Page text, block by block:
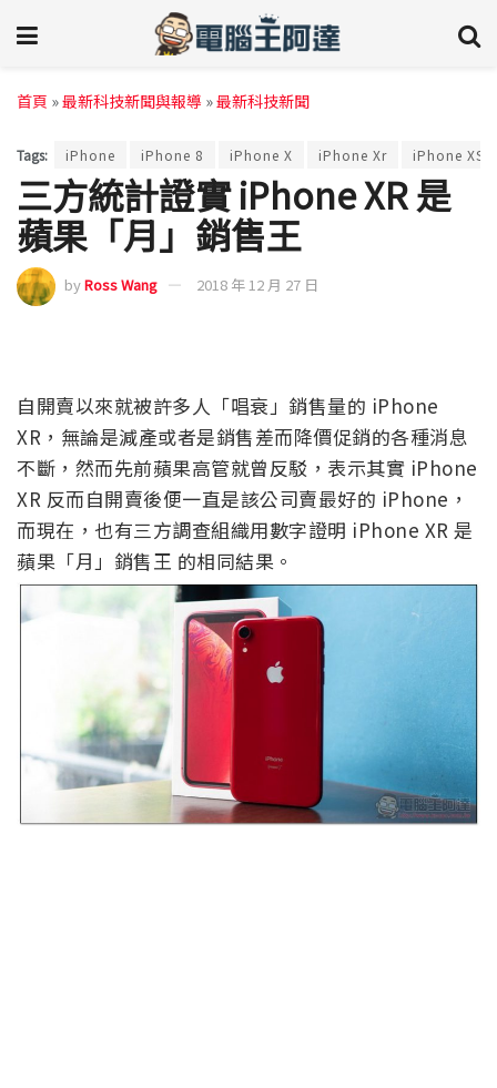
首頁 »最新科技新聞與報導 »最新科技新聞
Tags: iPhone iPhone 8 iPhone X iPhone Xr iPhone XS
三方統計證實 iPhone XR 是
蘋果「月」銷售王
byRoss Wang 2018 年 12 月 27 日
自開賣以來就被許多人「唱衰」銷售量的 iPhone
XR，無論是減產或者是銷售差而降價促銷的各種消息
不斷，然而先前蘋果高管就曾反駁，表示其實 iPhone
XR 反而自開賣後便一直是該公司賣最好的 iPhone，
而現在，也有三方調查組織用數字證明 iPhone XR 是
蘋果「月」銷售王 的相同結果。